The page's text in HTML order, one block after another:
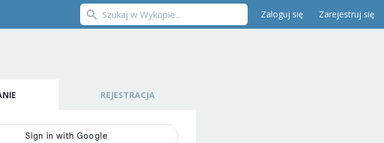
Zaloguj się Zarejestruj się
REJESTRACJA